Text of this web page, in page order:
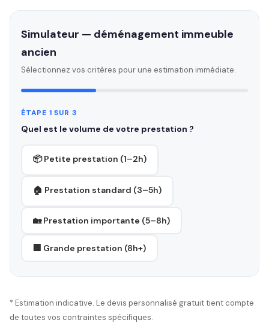
Simulateur — déménagement immeuble
ancien
Sélectionnez vos critères pour une estimation immédiate.
ÉTAPE 1 SUR 3
Quel est le volume de votre prestation ?
📦 Petite prestation (1–2h)
🏠 Prestation standard (3–5h)
🏡 Prestation importante (5–8h)
🏢 Grande prestation (8h+)
* Estimation indicative. Le devis personnalisé gratuit tient compte
de toutes vos contraintes spécifiques.